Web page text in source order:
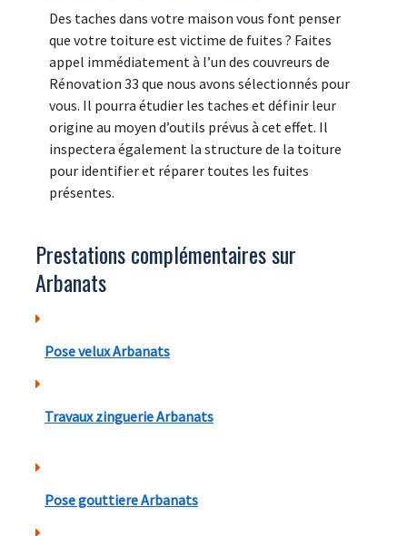
Des taches dans votre maison vous font penser
que votre toiture est victime de fuites ? Faites
appel immédiatement à l’un des couvreurs de
Rénovation 33 que nous avons sélectionnés pour
vous. Il pourra étudier les taches et définir leur
origine au moyen d’outils prévus à cet effet. Il
inspectera également la structure de la toiture
pour identifier et réparer toutes les fuites
présentes.
Prestations complémentaires sur
Arbanats
Pose velux Arbanats
Travaux zinguerie Arbanats
Pose gouttiere Arbanats